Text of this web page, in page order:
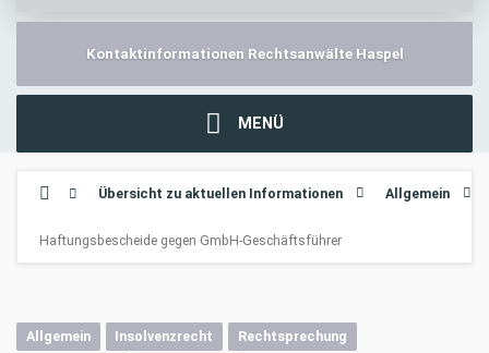
Kontaktinformationen Rechtsanwälte Haspel
MENÜ
Übersicht zu aktuellen Informationen Allgemein
Haftungsbescheide gegen GmbH-Geschäftsführer
Allgemein Insolvenzrecht Rechtsprechung